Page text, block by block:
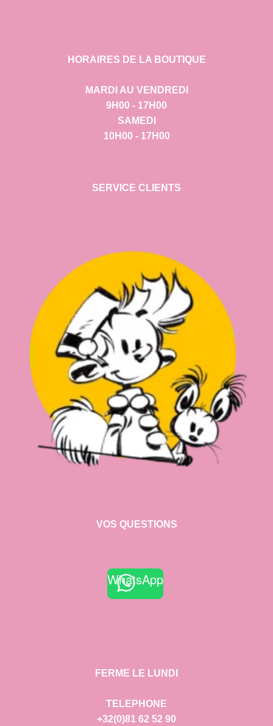
HORAIRES DE LA BOUTIQUE
MARDI AU VENDREDI
9H00 - 17H00
SAMEDI
10H00 - 17H00
SERVICE CLIENTS
VOS QUESTIONS
WhatsApp
FERME LE LUNDI
TELEPHONE
+32(0)81 62 52 90